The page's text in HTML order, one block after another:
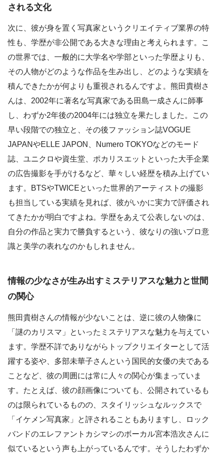
される文化
次に、彼が身を置く写真家というクリエイティブ業界の特
性も、学歴が非公開である大きな理由と考えられます。こ
の世界では、一般的に大学名や学部といった学歴よりも、
その人物がどのような作品を生み出し、どのような実績を
積んできたかが何よりも重視されるんですよ。熊田貴樹さ
んは、2002年に著名な写真家である田島一成さんに師事
し、わずか2年後の2004年には独立を果たしました。この
早い段階での独立と、その後ファッション誌VOGUE
JAPANやELLE JAPON、Numero TOKYOなどのモード
誌、ユニクロや資生堂、ポカリスエットといった大手企業
の広告撮影を手がけるなど、華々しい経歴を積み上げてい
ます。BTSやTWICEといった世界的アーティストの撮影
も担当している実績を見れば、彼がいかに実力で評価され
てきたかが明白ですよね。学歴をあえて公表しないのは、
自分の作品と実力で勝負するという、彼なりの強いプロ意
識と美学の表れなのかもしれません。
情報の少なさが生み出すミステリアスな魅力と世間
の関心
熊田貴樹さんの情報が少ないことは、逆に彼の人物像に
「謎のカリスマ」といったミステリアスな魅力を与えてい
ます。学歴不詳でありながらトップクリエイターとして活
躍する姿や、多部未華子さんという国民的女優の夫である
ことなど、彼の周囲には常に人々の関心が集まっていま
す。たとえば、彼の顔画像についても、公開されているも
のは限られているものの、スタイリッシュなルックスで
「イケメン写真家」と評されることもありますし、ロック
バンドのエレファントカシマシのボーカル宮本浩次さんに
似ているという声も上がっているんです。そうしたわずか